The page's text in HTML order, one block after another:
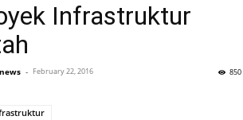
Infrastruktur
- February 22, 2016 850